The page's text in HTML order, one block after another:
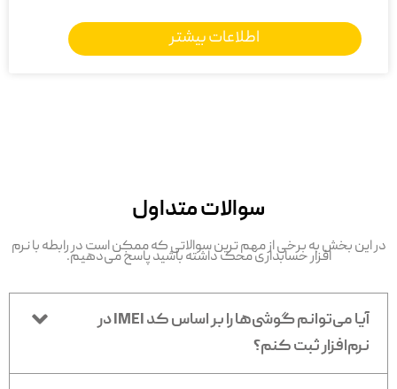
اطلاعات بیشتر
سوالات متداول
در این بخش به برخی از مهم ترین سوالاتی که ممکن است در رابطه با نرم
افزار حسابداری محک داشته باشید پاسخ می‌دهیم.
آیا می‌توانم گوشی‌ها را بر اساس کد IMEI در
نرم‌افزار ثبت کنم؟